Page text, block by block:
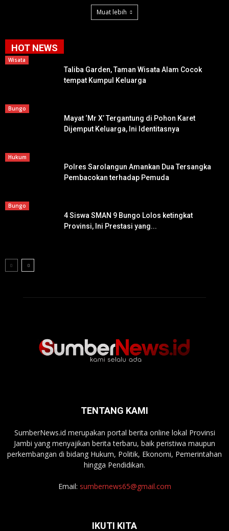
Muat lebih
HOT NEWS
Wisata
Taliba Garden, Taman Wisata Alam Cocok
tempat Kumpul Keluarga
Bungo
Mayat ‘Mr X’ Tergantung di Pohon Karet
Dijemput Keluarga, Ini Identitasnya
Hukum
Polres Sarolangun Amankan Dua Tersangka
Pembacokan terhadap Pemuda
Bungo
4 Siswa SMAN 9 Bungo Lolos ketingkat
Provinsi, Ini Prestasi yang...
TENTANG KAMI
SumberNews.id merupakan portal berita online lokal Provinsi
Jambi yang menyajikan berita terbaru, baik peristiwa maupun
perkembangan di bidang Hukum, Politik, Ekonomi, Pemerintahan
hingga Pendidikan.
Email: sumbernews65@gmail.com
IKUTI KITA